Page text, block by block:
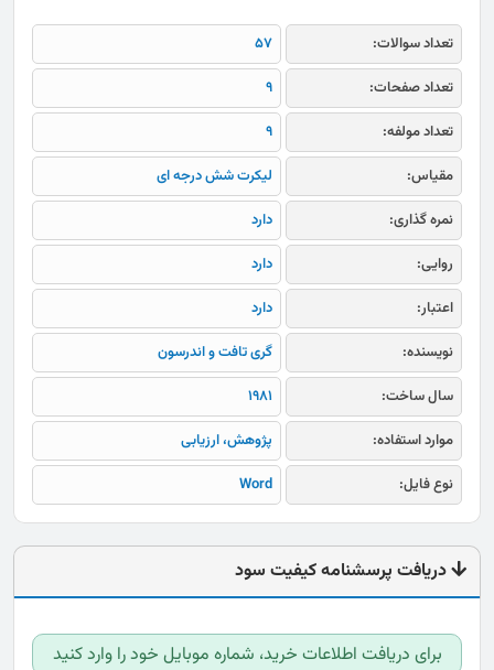
تعداد سوالات:
57
تعداد صفحات:
9
تعداد مولفه:
9
مقیاس:
لیکرت شش درجه ای
نمره گذاری:
دارد
روایی:
دارد
اعتبار:
دارد
نویسنده:
گری تافت و اندرسون
سال ساخت:
1981
موارد استفاده:
پژوهش، ارزیابی
نوع فایل:
Word
دریافت پرسشنامه کیفیت سود
برای دریافت اطلاعات خرید، شماره موبایل خود را وارد کنید